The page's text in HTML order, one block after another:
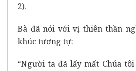
2).
Bà đã nói với vị thiên thần
khúc tương tự:
“Người ta đã lấy mất Chúa